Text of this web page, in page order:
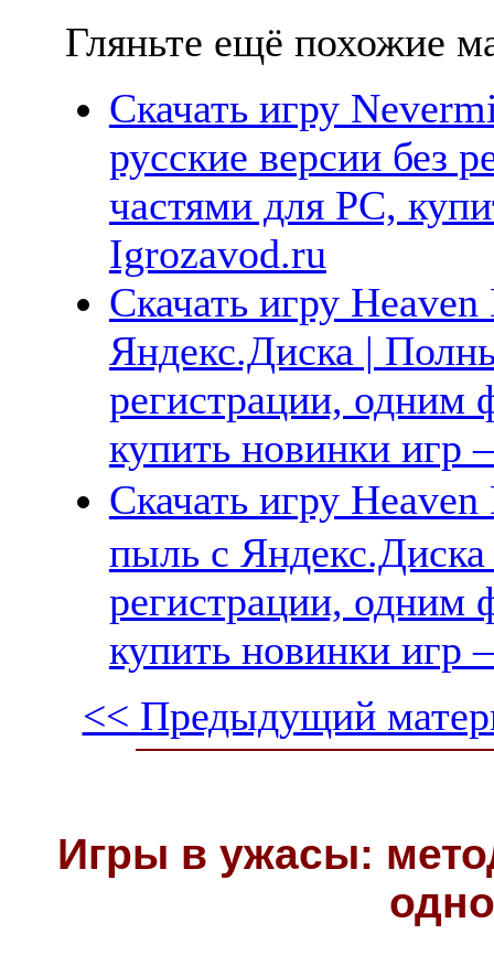
Гляньте ещё похожие
Скачать игру
русские версии без
частями для PC,
Igrozavod.ru
Скачать игру
Яндекс.Диска |
регистрации, одним
купить новинки
Скачать игру
пыль с
регистрации, одним
купить новинки
<< Предыдущий
Игры в ужасы: